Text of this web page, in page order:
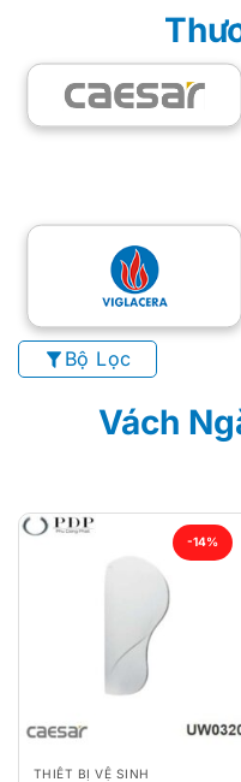
Bộ Lọc
Vách
-14%
THIẾT BỊ VỆ SINH